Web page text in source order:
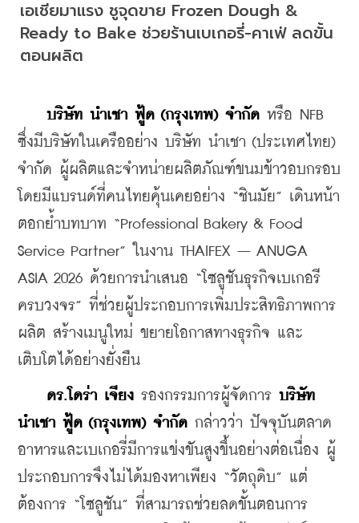
เอเชียมาแรง ชูจุดขาย Frozen Dough &
Ready to Bake ช่วยร้านเบเกอรี่-คาเฟ่ ลดขั้น
ตอนผลิต
บริษัท นําเชา ฟู้ด (กรุงเทพ) จำกัด หรือ NFB
ซึ่งมีบริษัทในเครืออย่าง บริษัท นำเชา (ประเทศไทย)
จำกัด ผู้ผลิตและจำหน่ายผลิตภัณฑ์ขนมข้าวอบกรอบ
โดยมีแบรนด์ที่คนไทยคุ้นเคยอย่าง “ชินมัย” เดินหน้า
ตอกย้ำบทบาท “Professional Bakery & Food
Service Partner” ในงาน THAIFEX – ANUGA
ASIA 2026 ด้วยการนำเสนอ “โซลูชันธุรกิจเบเกอรี
ครบวงจร” ที่ช่วยผู้ประกอบการเพิ่มประสิทธิภาพการ
ผลิต สร้างเมนูใหม่ ขยายโอกาสทางธุรกิจ และ
เติบโตได้อย่างยั่งยืน
ดร.โดร่า เจียง รองกรรมการผู้จัดการ บริษัท
นําเชา ฟู้ด (กรุงเทพ) จำกัด กล่าวว่า ปัจจุบันตลาด
อาหารและเบเกอรี่มีการแข่งขันสูงขึ้นอย่างต่อเนื่อง ผู้
ประกอบการจึงไม่ได้มองหาเพียง “วัตถุดิบ” แต่
ต้องการ “โซลูชัน” ที่สามารถช่วยลดขั้นตอนการ